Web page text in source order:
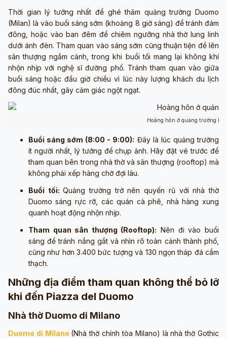
Thời gian lý tưởng nhất để ghé thăm quảng trường Duomo
(Milan) là vào buổi sáng sớm (khoảng 8 giờ sáng) để tránh đám
đông, hoặc vào ban đêm để chiêm ngưỡng nhà thờ lung linh
dưới ánh đèn. Tham quan vào sáng sớm cũng thuận tiện để lên
sân thượng ngắm cảnh, trong khi buổi tối mang lại không khí
nhộn nhịp với nghệ sĩ đường phố. Tránh tham quan vào giữa
buổi sáng hoặc đầu giờ chiều vì lúc này lượng khách du lịch
đông đúc nhất, gây cảm giác ngột ngạt.
Hoàng hôn ở quảng trường
Buổi sáng sớm (8:00 - 9:00): Đây là lúc quảng trường
ít người nhất, lý tưởng để chụp ảnh. Hãy đặt vé trước để
tham quan bên trong nhà thờ và sân thượng (rooftop) mà
không phải xếp hàng chờ đợi lâu.
Buổi tối:Quảng trường trở nên quyến rũ với nhà thờ
Duomo sáng rực rỡ, các quán cà phê, nhà hàng xung
quanh hoạt động nhộn nhịp.
Tham quan sân thượng (Rooftop): Nên đi vào buổi
sáng để tránh nắng gắt và nhìn rõ toàn cảnh thành phố,
cũng như hơn 3.400 bức tượng và 130 ngọn tháp đá cẩm
thạch.
Những địa điểm tham quan không thể bỏ lỡ
khi đến Piazza del Duomo
Nhà thờ Duomo di Milano
Duomo di Milano (Nhà thờ chính tòa Milano) là nhà thờ Gothic